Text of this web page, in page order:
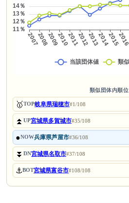
類似団体内順位
🥇TOP岐阜県瑞穂市#1/108
⏫UP宮城県多賀城市#35/108
●NOW兵庫県芦屋市#36/108
⏬DN宮城県名取市#37/108
⚓BOT宮城県富谷市#108/108